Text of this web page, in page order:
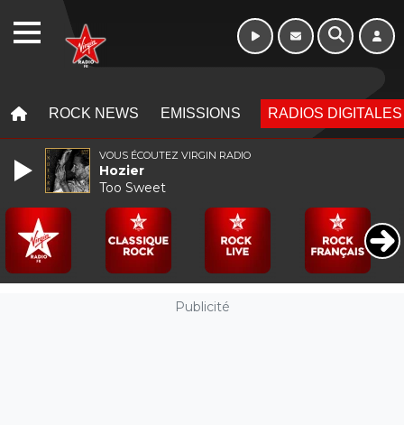
ROCK NEWS EMISSIONS RADIOS DIGITALES
Publicité
VOUS ÉCOUTEZ VIRGIN RADIO
Hozier
Too Sweet
WEBRADIO Week-end de 06h
à 12h